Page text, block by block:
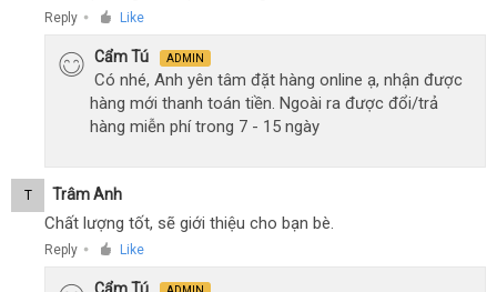
Reply ● Like
Cẩm Tú ADMIN
Có nhé, Anh yên tâm đặt hàng online ạ, nhận được
hàng mới thanh toán tiền. Ngoài ra được đổi/trả
hàng miễn phí trong 7 - 15 ngày
T Trâm Anh
Chất lượng tốt, sẽ giới thiệu cho bạn bè.
Reply ● Like